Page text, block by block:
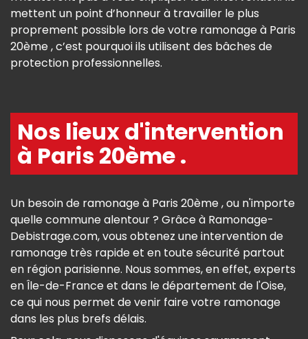
mettent un point d’honneur à travailler le plus
proprement possible lors de votre ramonage à Paris
20ème , c’est pourquoi ils utilisent des bâches de
protection professionnelles.
Nos lieux d'intervention
à Paris 20ème .
Un besoin de ramonage à Paris 20ème , ou n'importe
quelle commune alentour ? Grâce à Ramonage-
Debistrage.com, vous obtenez une intervention de
ramonage très rapide et en toute sécurité partout
en région parisienne. Nous sommes, en effet, experts
en Île-de-France et dans le département de l'Oise,
ce qui nous permet de venir faire votre ramonage
dans les plus brefs délais.